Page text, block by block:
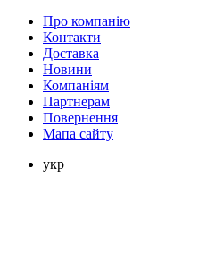
Про компанію
Контакти
Доставка
Новини
Компаніям
Партнерам
Повернення
Мапа сайту
укр